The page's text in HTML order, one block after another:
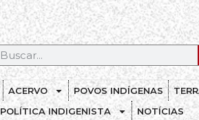
ACERVO POVOS INDÍGENAS
POLÍTICA INDIGENISTA
NOTÍCIAS